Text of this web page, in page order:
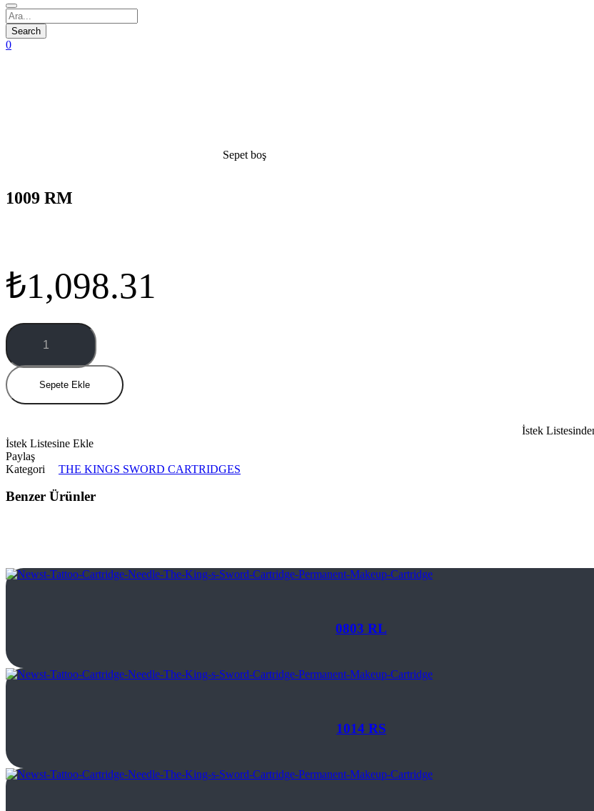
0
Sepet boş
1009 RM
₺1,098.31
1009
RM
miktar
Sepete Ekle
İstek
İstek Listesine Ekle
Paylaş
Kategori
THE KINGS SWORD CARTRIDGES
Benzer Ürünler
0803 RL
1014 RS